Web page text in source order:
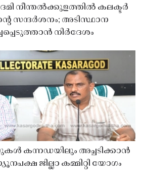
നീന്തൽക്കുളത്തിൽ കലക്ടർ
സന്ദർശനം; അടിസ്ഥാന
നിർദേശം
കന്നഡയിലും അച്ചടിക്കാൻ
ജില്ലാ കമ്മിറ്റി യോഗം